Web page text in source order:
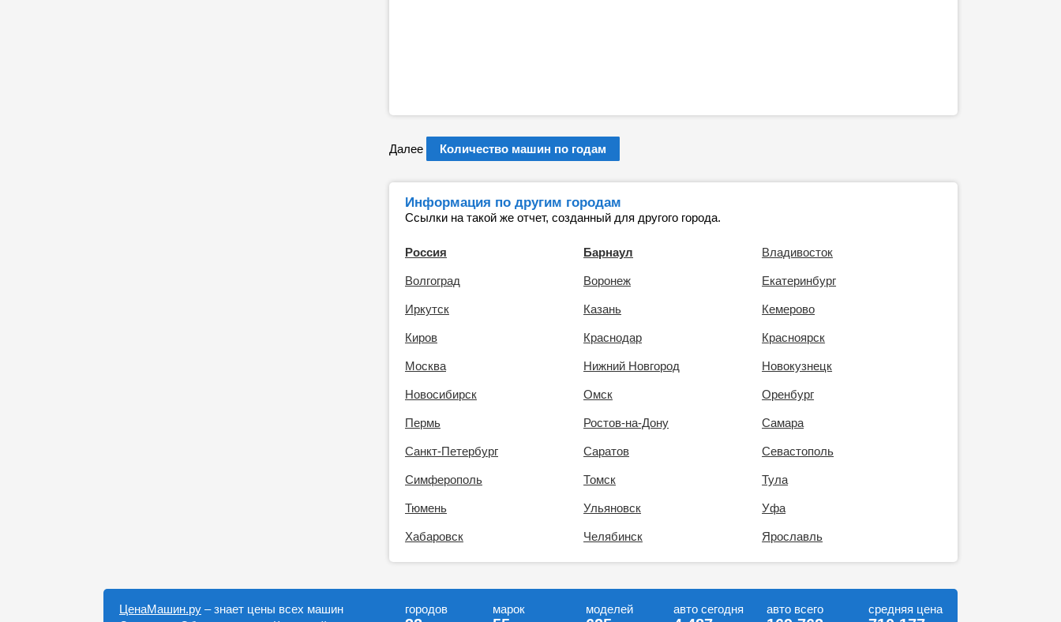
Далее Количество машин по годам
Информация по другим городам
Ссылки на такой же отчет, созданный для другого города.
Россия Барнаул Владивосток
Волгоград Воронеж Екатеринбург
Иркутск Казань Кемерово
Киров Краснодар Красноярск
Москва Нижний Новгород Новокузнецк
Новосибирск Омск Оренбург
Пермь Ростов-на-Дону Самара
Санкт-Петербург Саратов Севастополь
Симферополь Томск Тула
Тюмень Ульяновск Уфа
Хабаровск Челябинск Ярославль
ЦенаМашин.ру – знает цены всех машин
городов марок моделей авто сегодня авто всего средняя цена